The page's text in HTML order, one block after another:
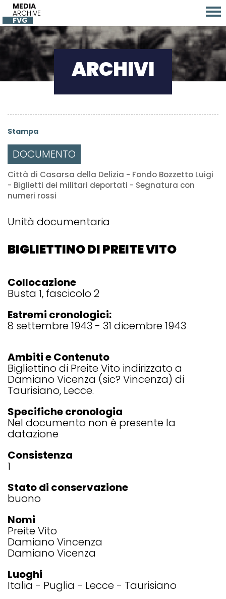
MEDIA
ARCHIVE
FVG
ARCHIVI
Stampa
DOCUMENTO
Città di Casarsa della Delizia - Fondo Bozzetto Luigi
- Biglietti dei militari deportati - Segnatura con
numeri rossi
Unità documentaria
BIGLIETTINO DI PREITE VITO
Collocazione
Busta 1, fascicolo 2
Estremi cronologici:
8 settembre 1943 - 31 dicembre 1943
Ambiti e Contenuto
Bigliettino di Preite Vito indirizzato a
Damiano Vicenza (sic? Vincenza) di
Taurisiano, Lecce.
Specifiche cronologia
Nel documento non è presente la
datazione
Consistenza
1
Stato di conservazione
buono
Nomi
Preite Vito
Damiano Vincenza
Damiano Vicenza
Luoghi
Italia Puglia Lecce
Taurisiano